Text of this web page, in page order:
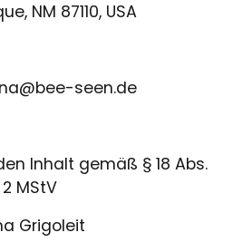
NM 87110, USA
seen.de
Inhalt gemäß § 18 Abs.
2 MStV
Grigoleit